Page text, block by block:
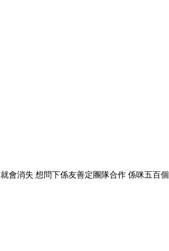
會消失 想問下係友善定團隊合作 係咪五百個